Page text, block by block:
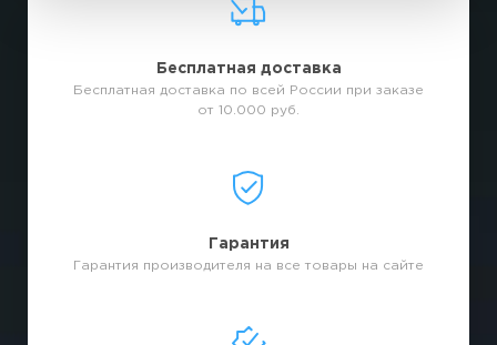
Бесплатная доставка
Бесплатная доставка по всей России при заказе
от 10.000 руб.
Гарантия
Гарантия производителя на все товары на сайте